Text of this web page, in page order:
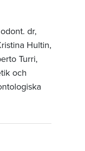
dr,
Hultin,
Turri,
och